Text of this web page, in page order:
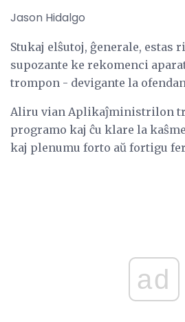
Jason Hidalgo
Stukaj elŝutoj, ĝenerale, estas
supozante ke rekomenci
trompon - devigante la
Aliru vian Aplikaĵministrilon
programo kaj ĉu klare la
kaj plenumu forto aŭ fortigu
ad